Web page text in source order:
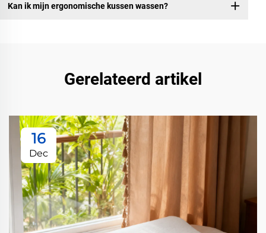
Kan ik mijn ergonomische kussen wassen?
Gerelateerd artikel
16
Dec